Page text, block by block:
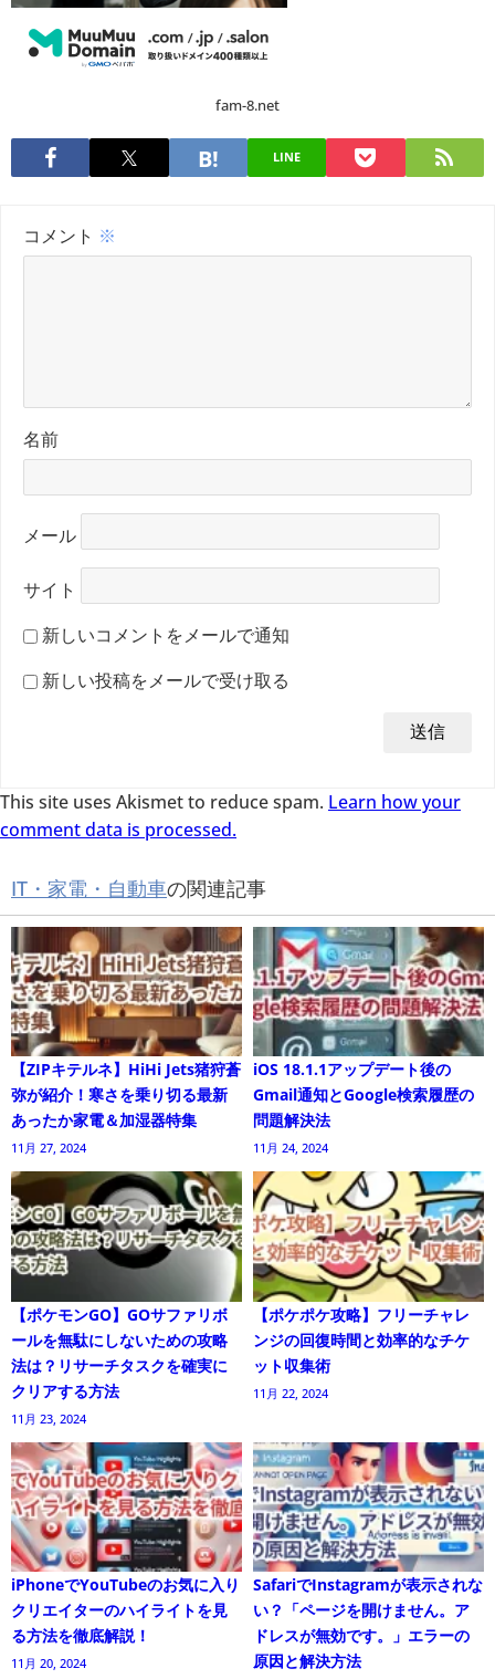
fam-8.net
LINE
コメント ※
名前
メール
サイト
新しいコメントをメールで通知
新しい投稿をメールで受け取る
This site uses Akismet to reduce spam. Learn how your
comment data is processed.
IT・家電・自動車の関連記事
【ZIPキテルネ】HiHi Jets猪狩蒼
弥が紹介！寒さを乗り切る最新
あったか家電＆加湿器特集
11月 27, 2024
iOS 18.1.1アップデート後の
Gmail通知とGoogle検索履歴の
問題解決法
11月 24, 2024
【ポケモンGO】GOサファリボ
ールを無駄にしないための攻略
法は？リサーチタスクを確実に
クリアする方法
11月 23, 2024
【ポケポケ攻略】フリーチャレ
ンジの回復時間と効率的なチケ
ット収集術
11月 22, 2024
iPhoneでYouTubeのお気に入り
クリエイターのハイライトを見
る方法を徹底解説！
11月 20, 2024
SafariでInstagramが表示されな
い？「ページを開けません。ア
ドレスが無効です。」エラーの
原因と解決方法